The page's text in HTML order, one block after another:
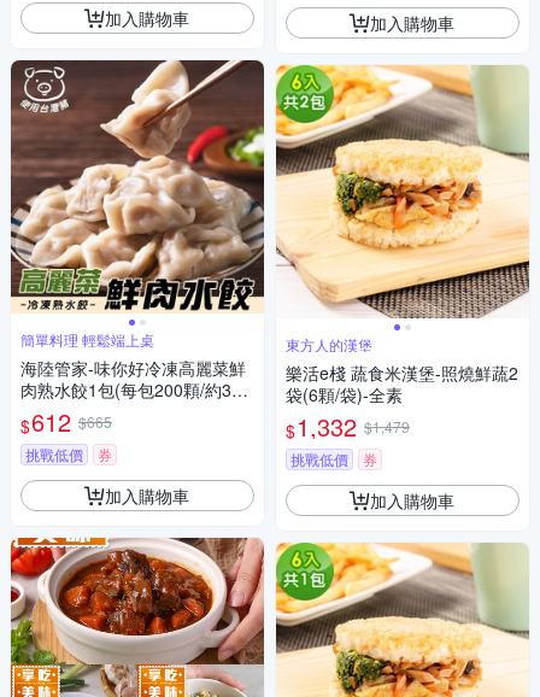
加入購物車
簡單料理 輕鬆端上桌
海陸管家-味你好冷凍高麗菜鮮
肉熟水餃1包(每包200顆/約340
0g)
$612 $665
挑戰低價
券
加入購物車
加入購物車
東方人的漢堡
樂活e棧 蔬食米漢堡-照燒鮮蔬2
袋(6顆/袋)-全素
$1,332 $1,479
挑戰低價
券
加入購物車